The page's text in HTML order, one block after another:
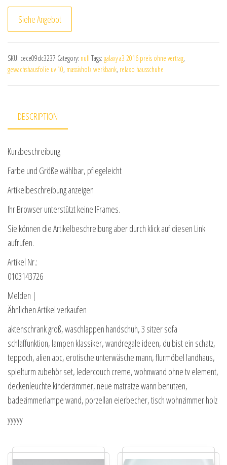
Siehe Angebot
SKU: cece09dc3237 Category: null Tags: galaxy a3 2016 preis ohne vertrag,
gewächshausfolie uv 10, massivholz werkbank, relaxo hausschuhe
DESCRIPTION
Kurzbeschreibung
Farbe und Größe wählbar, pflegeleicht
Artikelbeschreibung anzeigen
Ihr Browser unterstützt keine IFrames.
Sie können die Artikelbeschreibung aber durch klick auf diesen Link
aufrufen.
Artikel Nr.:
0103143726
Melden |
Ähnlichen Artikel verkaufen
aktenschrank groß, waschlappen handschuh, 3 sitzer sofa
schlaffunktion, lampen klassiker, wandregale ideen, du bist ein schatz,
teppoch, alien apc, erotische unterwäsche mann, flurmöbel landhaus,
spielturm zubehör set, ledercouch creme, wohnwand ohne tv element,
deckenleuchte kinderzimmer, neue matratze wann benutzen,
badezimmerlampe wand, porzellan eierbecher, tisch wohnzimmer holz
yyyyy